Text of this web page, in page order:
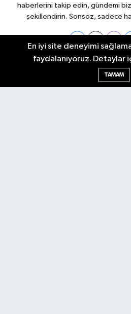
haberlerini takip edin, gündemi
şekillendirin. Sonsöz, sadece
Ankara Nöbetçi Eczaneler
En iyi site deneyimi
faydalanıyoruz. Detaylar
TAMAM